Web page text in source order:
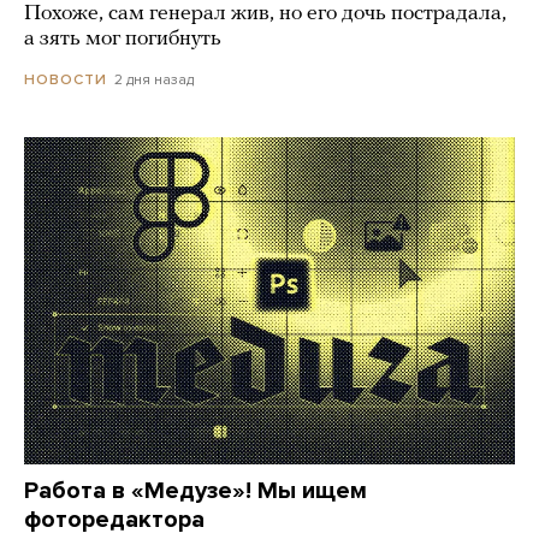
Похоже, сам генерал жив, но его дочь пострадала,
а зять мог погибнуть
НОВОСТИ 2 дня назад
Работа в «Медузе»! Мы ищем
фоторедактора